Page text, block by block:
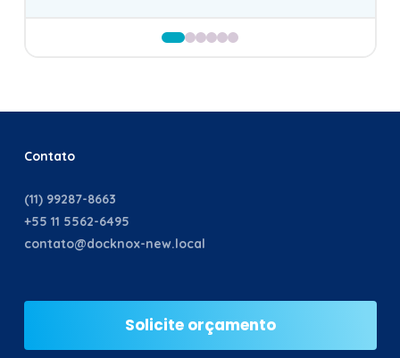
Contato
(11) 99287-8663
+55 11 5562-6495
contato@docknox-new.local
Solicite orçamento